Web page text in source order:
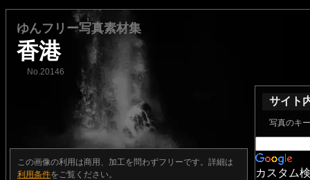
ゆんフリー写真素材集
香港
No.20146
この画像の利用は商用、加工を問わずフリーです。詳細は
利用条件をご覧ください。
サイト
写真のキ
カスタム